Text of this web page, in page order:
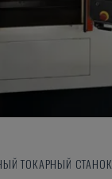
ТОКАРНЫЙ СТАНОК